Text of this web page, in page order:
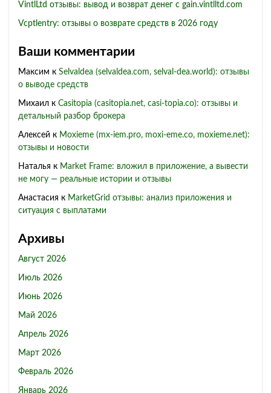
VintlLtd отзывы: вывод и возврат денег с gain.vintlltd.com
Vcptlentry: отзывы о возврате средств в 2026 году
Ваши комментарии
Максим к Selvaldea (selvaldea.com, selval-dea.world): отзывы
о выводе средств
Михаил к Casitopia (casitopia.net, casi-topia.co): отзывы и
детальный разбор брокера
Алексей к Moxieme (mx-iem.pro, moxi-eme.co, moxieme.net):
отзывы и новости
Наталья к Market Frame: вложил в приложение, а вывести
не могу — реальные истории и отзывы
Анастасия к MarketGrid отзывы: анализ приложения и
ситуация с выплатами
Архивы
Август 2026
Июль 2026
Июнь 2026
Май 2026
Апрель 2026
Март 2026
Февраль 2026
Январь 2026